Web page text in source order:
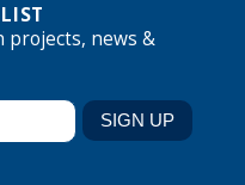
projects, news &